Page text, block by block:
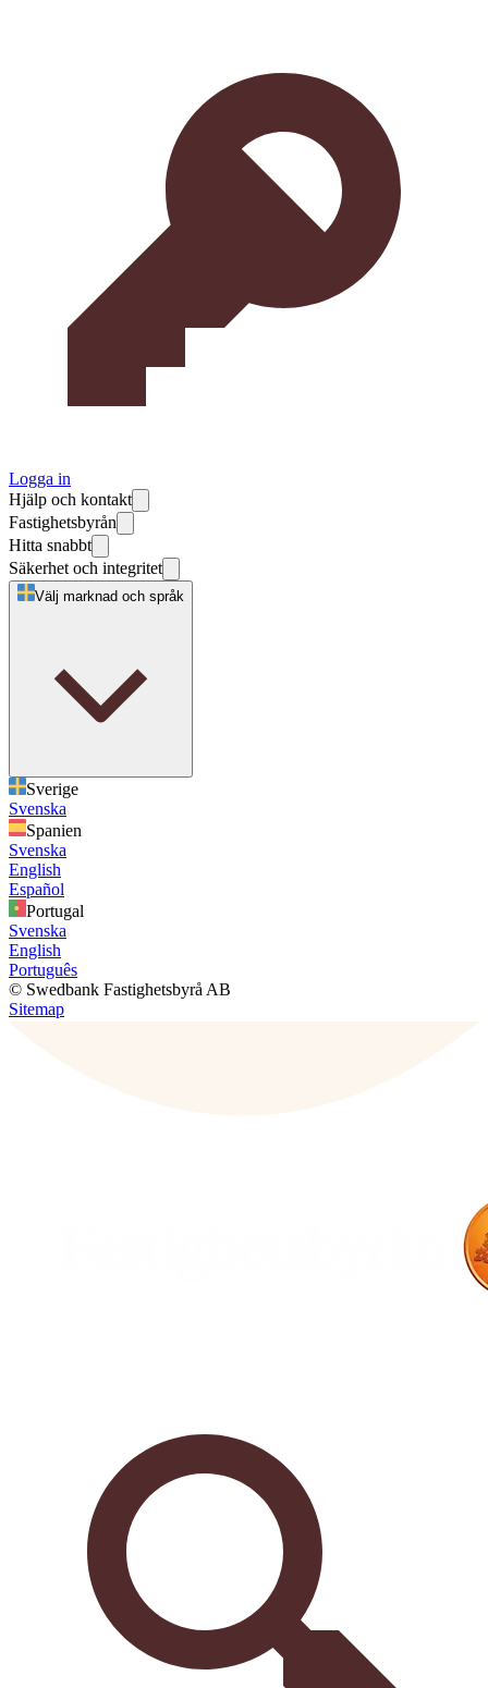
Logga in
Hjälp och kontakt
Fastighetsbyrån
Hitta snabbt
Säkerhet och integritet
Välj marknad och språk
Sverige
Svenska
Spanien
Svenska
English
Español
Portugal
Svenska
English
Português
© Swedbank Fastighetsbyrå AB
Sitemap